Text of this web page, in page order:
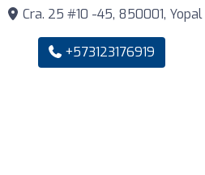
Cra. 25 #10 -45, 850001, Yopal
+573123176919